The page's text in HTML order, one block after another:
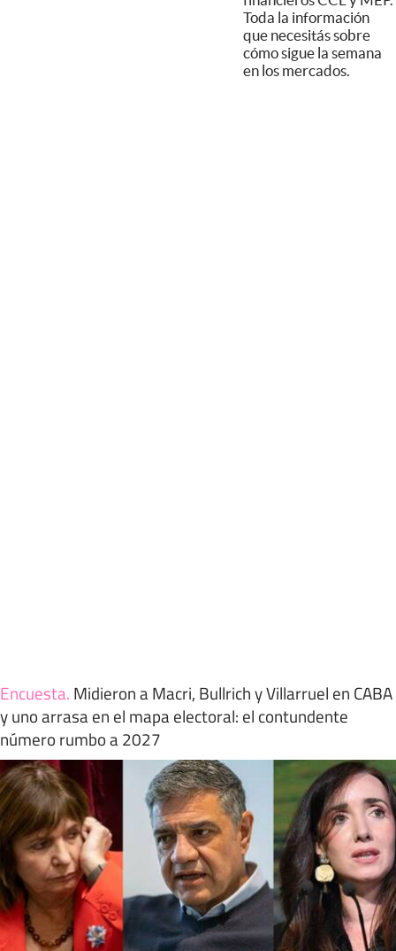
Toda la información
que necesitás sobre
cómo sigue la semana
en los mercados.
Encuesta. Midieron a Macri, Bullrich y Villarruel en CABA
y uno arrasa en el mapa electoral: el contundente
número rumbo a 2027